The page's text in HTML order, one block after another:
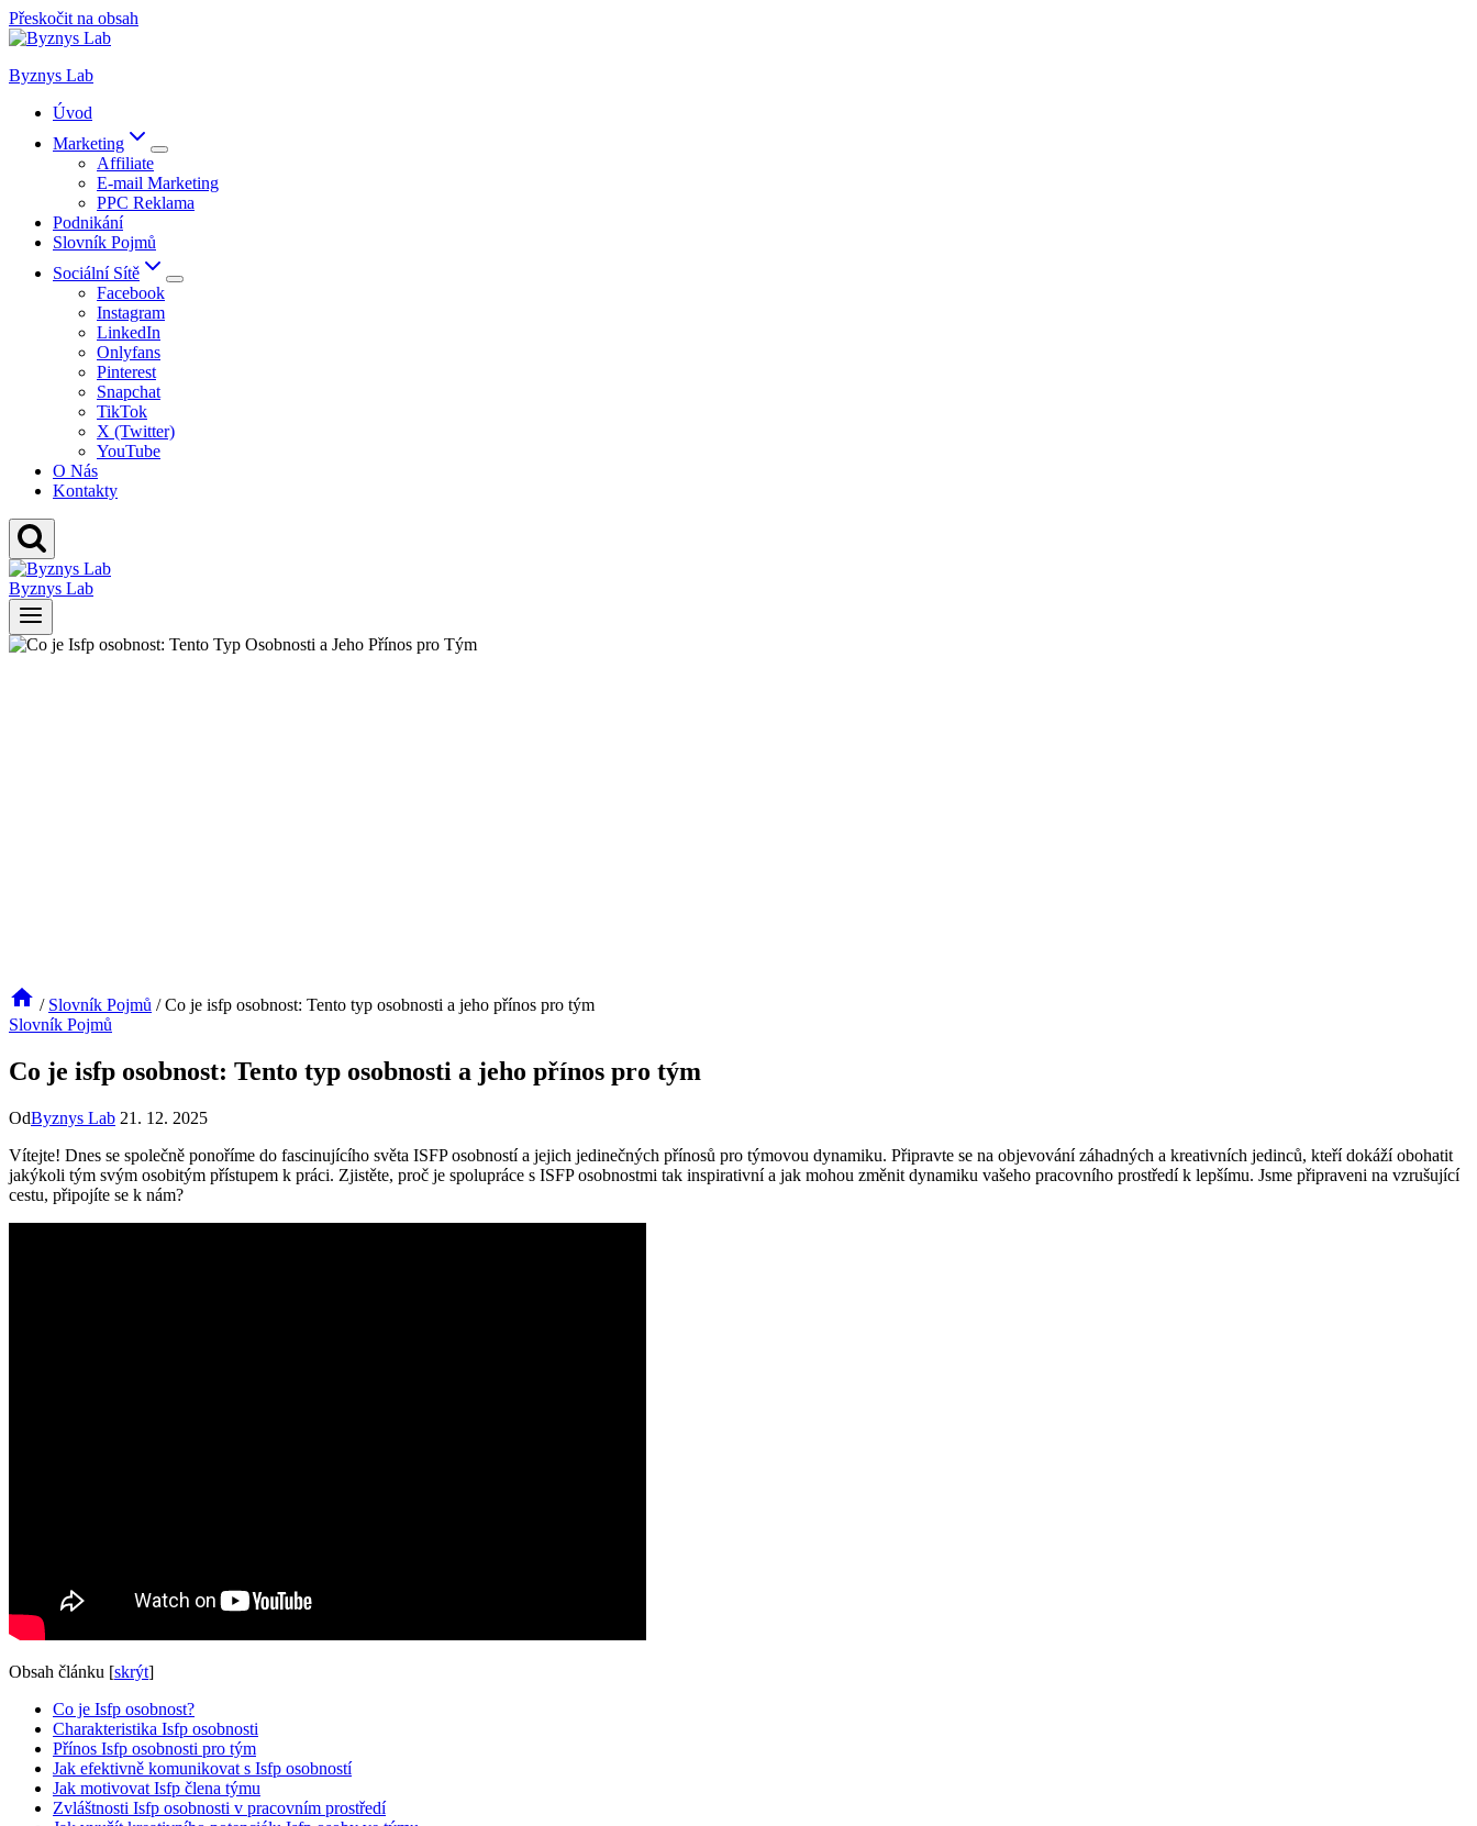
Přeskočit na obsah
Byznys Lab
Úvod
Marketing
Affiliate
E-mail Marketing
PPC Reklama
Podnikání
Slovník Pojmů
Sociální Sítě
Facebook
Instagram
LinkedIn
Onlyfans
Pinterest
Snapchat
TikTok
X (Twitter)
YouTube
O Nás
Kontakty
Byznys Lab
/ Slovník Pojmů / Co je isfp osobnost: Tento typ osobnosti a jeho přínos pro tým
Slovník Pojmů
Co je isfp osobnost: Tento typ osobnosti a jeho přínos pro tým
OdByznys Lab 21. 12. 2025
Vítejte! Dnes se společně ponoříme do fascinujícího světa ISFP osobností a jejich jedinečných přínosů pro týmovou dynamiku. Připravte se na objevování záhadných a kreativních jedinců, kteří dokáží obohatit
jakýkoli tým svým osobitým přístupem k práci. Zjistěte, proč je spolupráce s ISFP osobnostmi tak inspirativní a jak mohou změnit dynamiku vašeho pracovního prostředí k lepšímu. Jsme připraveni na vzrušující
cestu, připojíte se k nám?
Obsah článku [skrýt]
Co je Isfp osobnost?
Charakteristika Isfp osobnosti
Přínos Isfp osobnosti pro tým
Jak efektivně komunikovat s Isfp osobností
Jak motivovat Isfp člena týmu
Zvláštnosti Isfp osobnosti v pracovním prostředí